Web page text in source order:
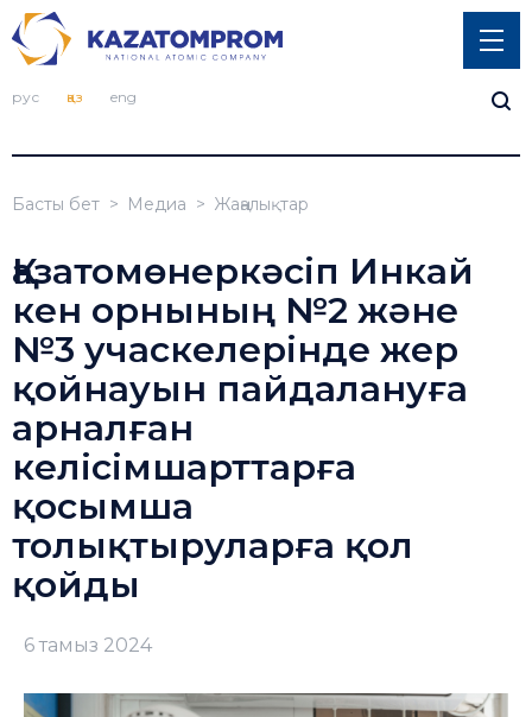
рус қаз eng
Басты бет Медиа Жаңалықтар
Қазатомөнеркәсіп Инкай
кен орнының №2 және
№3 учаскелерінде жер
қойнауын пайдалануға
арналған
келісімшарттарға
қосымша
толықтыруларға қол
қойды
6 тамыз 2024